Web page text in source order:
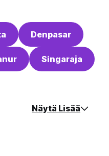
Denpasar
Singaraja
Näytä Lisää